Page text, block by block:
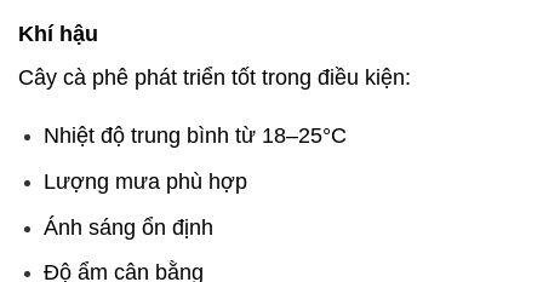
Khí hậu
Cây cà phê phát triển tốt trong điều kiện:
Nhiệt độ trung bình từ 18–25°C
Lượng mưa phù hợp
Ánh sáng ổn định
Độ ẩm cân bằng